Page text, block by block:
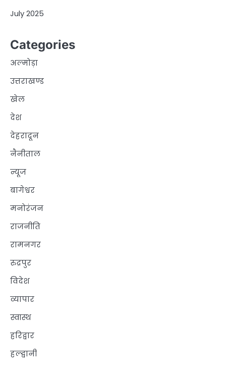
July 2025
Categories
अल्मोड़ा
उत्तराखण्ड
खेल
देश
देहरादून
नैनीताल
न्यूज
बागेश्वर
मनोरंजन
राजनीति
रामनगर
रुद्रपुर
विदेश
व्यापार
स्वास्थ
हरिद्वार
हल्द्वानी